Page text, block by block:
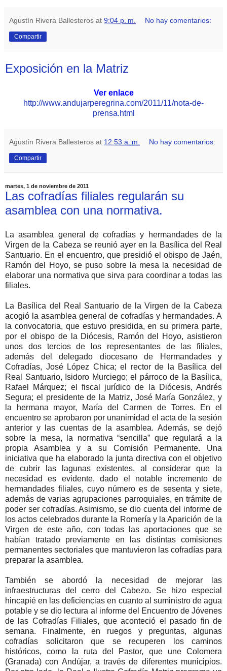
Agustín Rivera Ballesteros at 9:04 p. m. No hay comentarios:
Compartir
Exposición en la Matriz
Ver enlace
http://www.andujarperegrina.com/2011/11/nota-de-
prensa.html
Agustín Rivera Ballesteros at 12:53 a. m. No hay comentarios:
Compartir
martes, 1 de noviembre de 2011
Las cofradías filiales regularán su
asamblea con una normativa.
La asamblea general de cofradías y hermandades de la
Virgen de la Cabeza se reunió ayer en la Basílica del Real
Santuario. En el encuentro, que presidió el obispo de Jaén,
Ramón del Hoyo, se puso sobre la mesa la necesidad de
elaborar una normativa que sirva para coordinar a todas las
filiales.
La Basílica del Real Santuario de la Virgen de la Cabeza
acogió la asamblea general de cofradías y hermandades. A
la convocatoria, que estuvo presidida, en su primera parte,
por el obispo de la Diócesis, Ramón del Hoyo, asistieron
unos dos tercios de los representantes de las filiales,
además del delegado diocesano de Hermandades y
Cofradías, José López Chica; el rector de la Basílica del
Real Santuario, Isidoro Murciego; el párroco de la Basílica,
Rafael Márquez; el fiscal jurídico de la Diócesis, Andrés
Segura; el presidente de la Matriz, José María González, y
la hermana mayor, María del Carmen de Torres. En el
encuentro se aprobaron por unanimidad el acta de la sesión
anterior y las cuentas de la asamblea. Además, se dejó
sobre la mesa, la normativa “sencilla” que regulará a la
propia Asamblea y a su Comisión Permanente. Una
iniciativa que ha elaborado la junta directiva con el objetivo
de cubrir las lagunas existentes, al considerar que la
necesidad es evidente, dado el notable incremento de
hermandades filiales, cuyo número es de sesenta y siete,
además de varias agrupaciones parroquiales, en trámite de
poder ser cofradías. Asimismo, se dio cuenta del informe de
los actos celebrados durante la Romería y la Aparición de la
Virgen de este año, con todas las aportaciones que se
habían tratado previamente en las distintas comisiones
permanentes sectoriales que mantuvieron las cofradías para
preparar la asamblea.
También se abordó la necesidad de mejorar las
infraestructuras del cerro del Cabezo. Se hizo especial
hincapié en las deficiencias en cuanto al suministro de agua
potable y se dio lectura al informe del Encuentro de Jóvenes
de las Cofradías Filiales, que aconteció el pasado fin de
semana. Finalmente, en ruegos y preguntas, algunas
cofradías solicitaron que se recuperen los caminos
históricos, como la ruta del Pastor, que une Colomera
(Granada) con Andújar, a través de diferentes municipios.